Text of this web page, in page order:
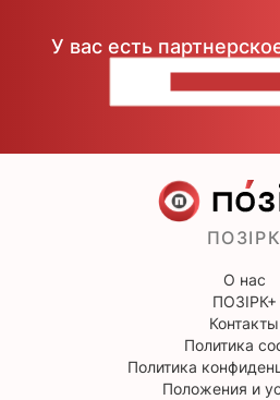
У вас есть
ПОЗІРК
О нас
ПОЗІРК+
Контакты
Политика
Политика
Положения и